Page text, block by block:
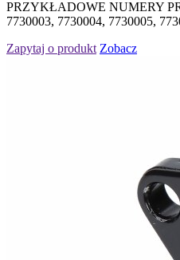
PRZYKŁADOWE NUMERY
7730003, 7730004, 7730005,
Zapytaj o produkt Zobacz